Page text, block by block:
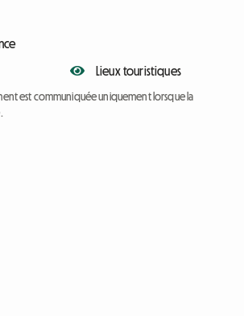
Lieux touristiques
est communiquée uniquement lorsque la